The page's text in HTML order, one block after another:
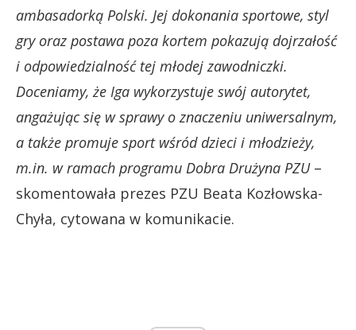
ambasadorką Polski. Jej dokonania sportowe, styl
gry oraz postawa poza kortem pokazują dojrzałość
i odpowiedzialność tej młodej zawodniczki.
Doceniamy, że Iga wykorzystuje swój autorytet,
angażując się w sprawy o znaczeniu uniwersalnym,
a także promuje sport wśród dzieci i młodzieży,
m.in. w ramach programu Dobra Drużyna PZU–
skomentowała prezes PZU Beata Kozłowska-
Chyła, cytowana w komunikacie.